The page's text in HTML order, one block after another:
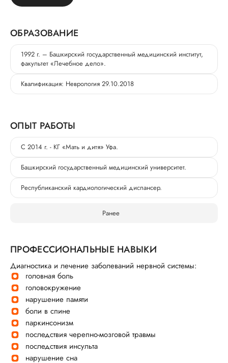
ОБРАЗОВАНИЕ
1992 г. – Башкирский государственный медицинский институт,
факультет «Лечебное дело».
Квалификация: Неврология 29.10.2018
ОПЫТ РАБОТЫ
С 2014 г. - КГ «Мать и дитя» Уфа.
Башкирский государственный медицинский университет.
Республиканский кардиологический диспансер.
Ранее
ПРОФЕССИОНАЛЬНЫЕ НАВЫКИ
Диагностика и лечение заболеваний нервной системы:
головная боль
головокружение
нарушение памяти
боли в спине
паркинсонизм
последствия черепно-мозговой травмы
последствия инсульта
нарушение сна